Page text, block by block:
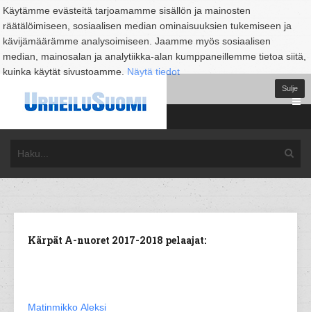
Käytämme evästeitä tarjoamamme sisällön ja mainosten
räätälöimiseen, sosiaalisen median ominaisuuksien tukemiseen ja
kävijämäärämme analysoimiseen. Jaamme myös sosiaalisen
median, mainosalan ja analytiikka-alan kumppaneillemme tietoa siitä,
kuinka käytät sivustoamme. Näytä tiedot
Sulje
Kärpät A-nuoret 2017-2018 pelaajat:
Matinmikko Aleksi